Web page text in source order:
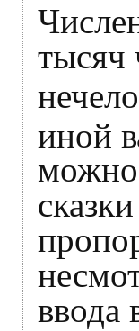
тысяч
иной
можно
ввода